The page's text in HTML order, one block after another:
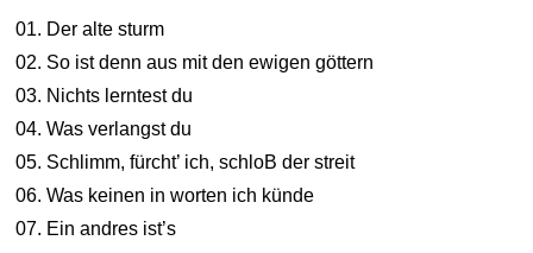
01. Der alte sturm
02. So ist denn aus mit den ewigen göttern
03. Nichts lerntest du
04. Was verlangst du
05. Schlimm, fürcht’ ich, schloB der streit
06. Was keinen in worten ich künde
07. Ein andres ist’s